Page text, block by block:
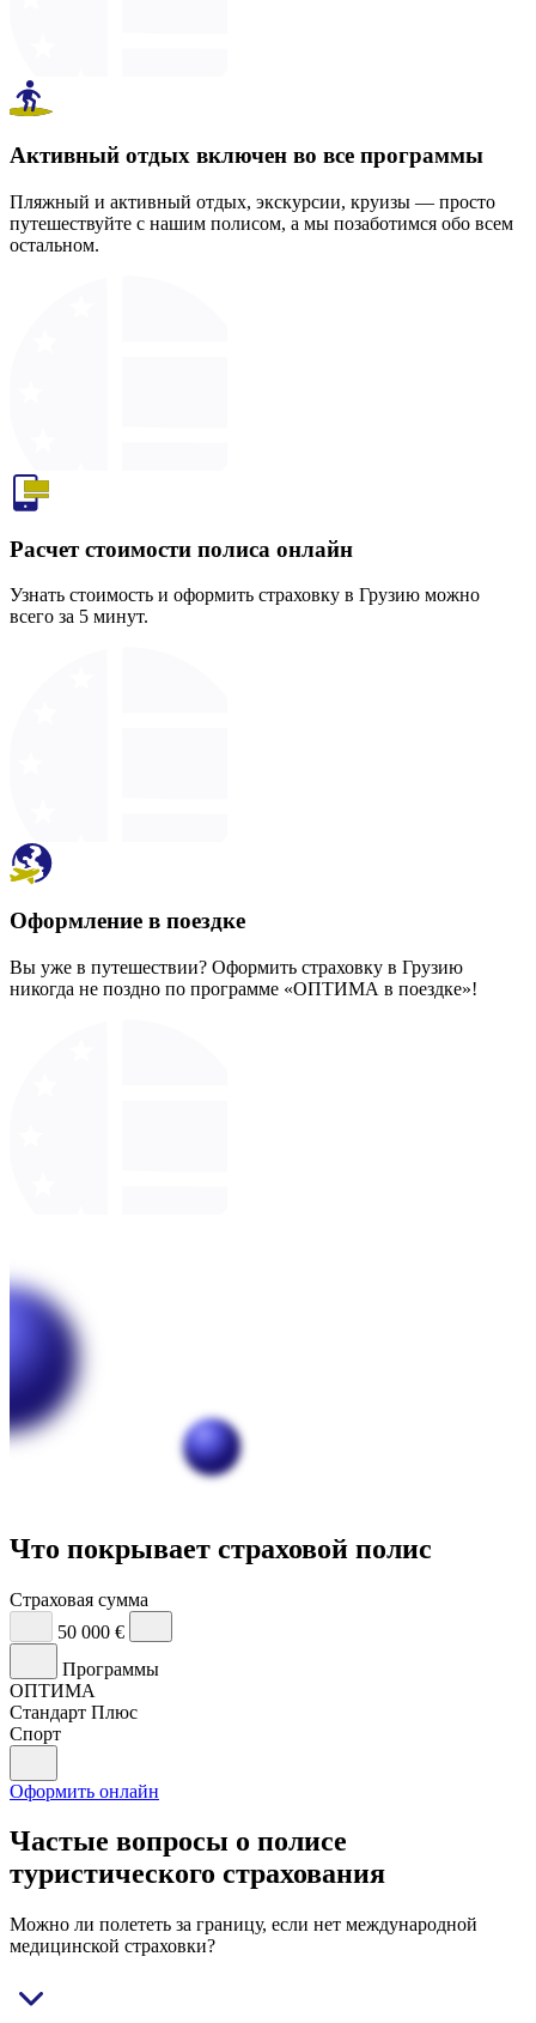
Активный отдых включен во все программы
Пляжный и активный отдых, экскурсии, круизы — просто
путешествуйте с нашим полисом, а мы позаботимся обо всем
остальном.
Расчет стоимости полиса онлайн
Узнать стоимость и оформить страховку в Грузию можно
всего за 5 минут.
Оформление в поездке
Вы уже в путешествии? Оформить страховку в Грузию
никогда не поздно по программе «ОПТИМА в поездке»!
Что покрывает страховой полис
Страховая сумма
50 000 €
Программы
ОПТИМА
Стандарт Плюс
Спорт
Оформить онлайн
Частые вопросы о полисе
туристического страхования
Можно ли полететь за границу, если нет международной
медицинской страховки?